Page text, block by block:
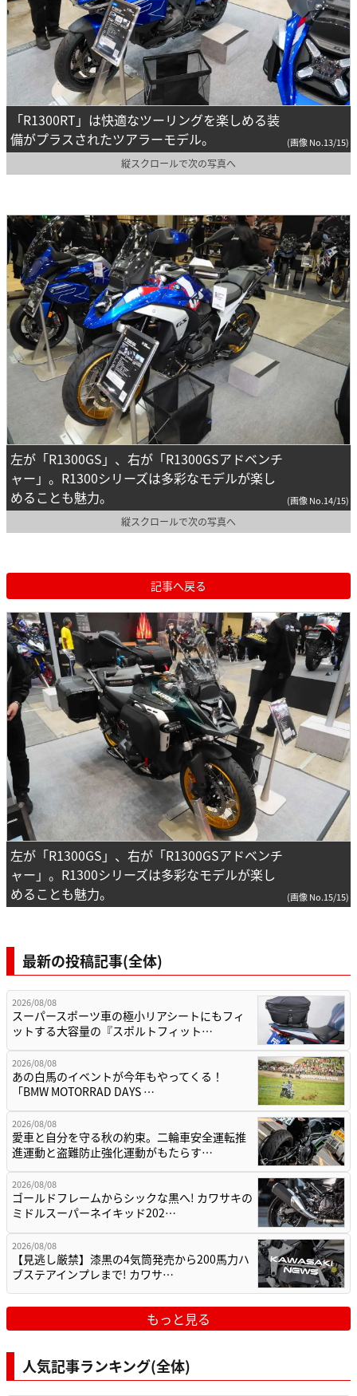
「R1300RT」は快適なツーリングを楽しめる装
備がプラスされたツアラーモデル。
(画像 No.13/15)
縦スクロールで次の写真へ
左が「R1300GS」、右が「R1300GSアドベンチ
ャー」。R1300シリーズは多彩なモデルが楽し
めることも魅力。
(画像 No.14/15)
縦スクロールで次の写真へ
記事へ戻る
左が「R1300GS」、右が「R1300GSアドベンチ
ャー」。R1300シリーズは多彩なモデルが楽し
めることも魅力。
(画像 No.15/15)
最新の投稿記事(全体)
2026/08/08
スーパースポーツ車の極小リアシートにもフィ
ットする大容量の『スポルトフィット…
2026/08/08
あの白馬のイベントが今年もやってくる！
「BMW MOTORRAD DAYS …
2026/08/08
愛車と自分を守る秋の約束。二輪車安全運転推
進運動と盗難防止強化運動がもたらす…
2026/08/08
ゴールドフレームからシックな黒へ! カワサキの
ミドルスーパーネイキッド202…
2026/08/08
【見逃し厳禁】漆黒の4気筒発売から200馬力ハ
ブステアインプレまで! カワサ…
もっと見る
人気記事ランキング(全体)